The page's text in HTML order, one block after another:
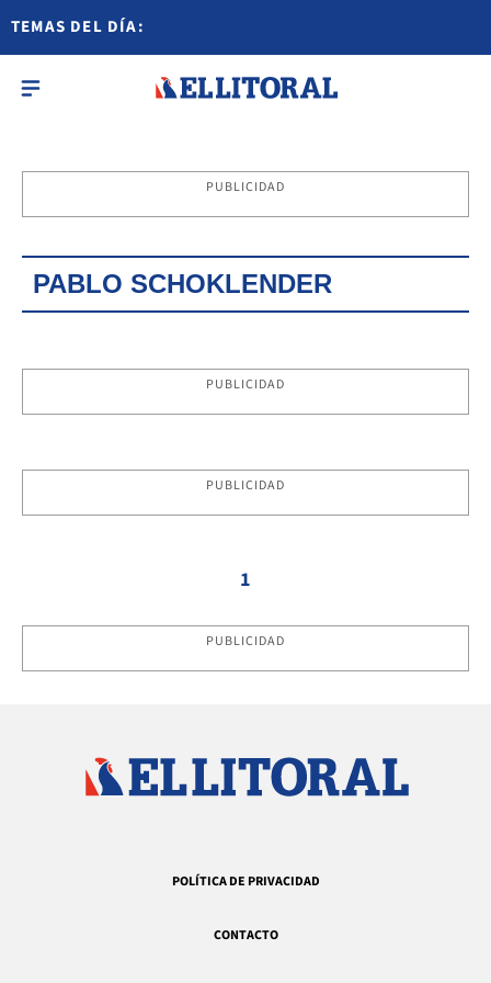
TEMAS DEL DÍA:
PUBLICIDAD
PABLO SCHOKLENDER
PUBLICIDAD
PUBLICIDAD
1
PUBLICIDAD
POLÍTICA DE PRIVACIDAD
CONTACTO